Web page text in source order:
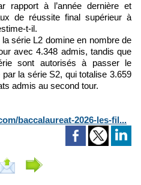
rapport à l’année dernière et
de réussite final supérieur à
t-il.
série L2 domine en nombre de
avec 4.348 admis, tandis que
sont autorisés à passer le
la série S2, qui totalise 3.659
admis au second tour.
baccalaureat-2026-les-fil...